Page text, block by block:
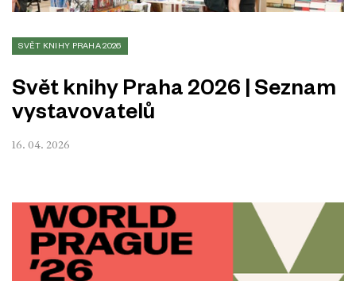
SVĚT KNIHY PRAHA 2026
Svět knihy Praha 2026 | Seznam
vystavovatelů
16. 04. 2026